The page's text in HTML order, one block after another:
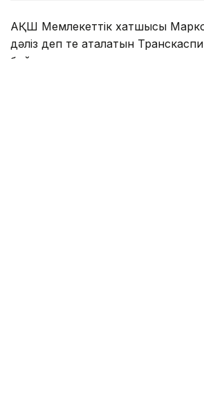
АҚШ Мемлекеттік хатшысы
дәліз деп те аталатын
бойындағы жеке сектор